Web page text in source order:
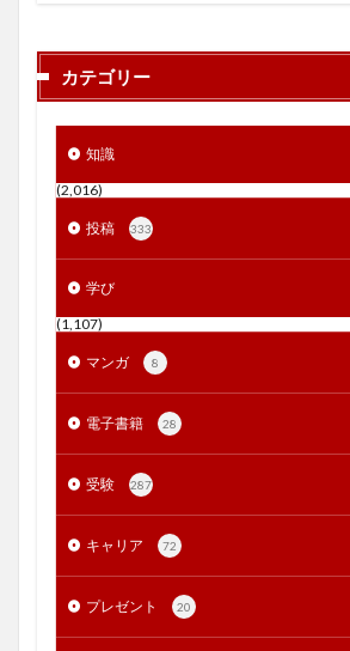
カテゴリー
知識
(2,016)
投稿 333
学び
(1,107)
マンガ 8
電子書籍 28
受験 287
キャリア 72
プレゼント 20